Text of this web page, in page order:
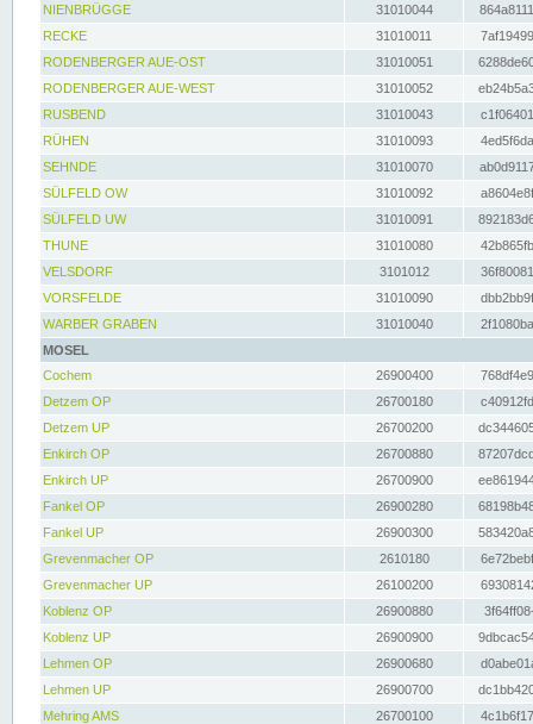
NIENBRÜGGE
31010044
RECKE
31010011
RODENBERGER AUE-OST
31010051
RODENBERGER AUE-WEST
31010052
RUSBEND
31010043
RÜHEN
31010093
SEHNDE
31010070
SÜLFELD OW
31010092
SÜLFELD UW
31010091
THUNE
31010080
VELSDORF
3101012
VORSFELDE
31010090
WARBER GRABEN
31010040
MOSEL
Cochem
26900400
Detzem OP
26700180
Detzem UP
26700200
Enkirch OP
26700880
Enkirch UP
26700900
Fankel OP
26900280
Fankel UP
26900300
Grevenmacher OP
2610180
Grevenmacher UP
26100200
Koblenz OP
26900880
Koblenz UP
26900900
Lehmen OP
26900680
Lehmen UP
26900700
Mehring AMS
26700100